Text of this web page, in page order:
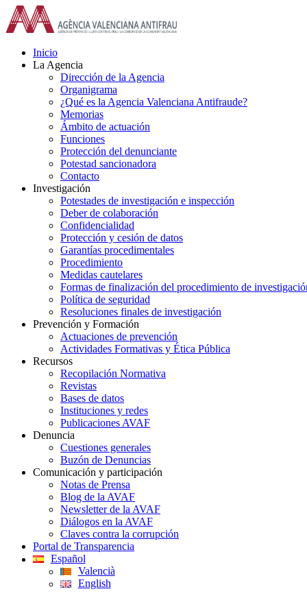
Saltar
al
contenido
Inicio
La Agencia
Dirección de la Agencia
Organigrama
¿Qué es la Agencia Valenciana Antifraude?
Memorias
Ámbito de actuación
Funciones
Protección del denunciante
Potestad sancionadora
Contacto
Investigación
Potestades de investigación e inspección
Deber de colaboración
Confidencialidad
Protección y cesión de datos
Garantías procedimentales
Procedimiento
Medidas cautelares
Formas de finalización del procedimiento de
Política de seguridad
Resoluciones finales de investigación
Prevención y Formación
Actuaciones de prevención
Actividades Formativas y Ética Pública
Recursos
Recopilación Normativa
Revistas
Bases de datos
Instituciones y redes
Publicaciones AVAF
Denuncia
Cuestiones generales
Buzón de Denuncias
Comunicación y participación
Notas de Prensa
Blog de la AVAF
Newsletter de la AVAF
Diálogos en la AVAF
Claves contra la corrupción
Portal de Transparencia
Español
Valencià
English